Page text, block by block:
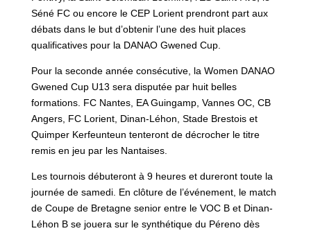
Séné FC ou encore le CEP Lorient prendront part aux
débats dans le but d’obtenir l’une des huit places
qualificatives pour la DANAO Gwened Cup.
Pour la seconde année consécutive, la Women DANAO
Gwened Cup U13 sera disputée par huit belles
formations. FC Nantes, EA Guingamp, Vannes OC, CB
Angers, FC Lorient, Dinan-Léhon, Stade Brestois et
Quimper Kerfeunteun tenteront de décrocher le titre
remis en jeu par les Nantaises.
Les tournois débuteront à 9 heures et dureront toute la
journée de samedi. En clôture de l’événement, le match
de Coupe de Bretagne senior entre le VOC B et Dinan-
Léhon B se jouera sur le synthétique du Péreno dès